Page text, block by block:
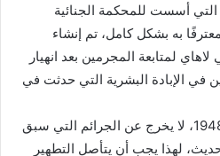
أسست للمحكمة الجنائية
به بشكل كامل، تم إنشاء
لمتابعة المجرمين بعد انهيار
في الإبادة البشرية التي حدثت في
إن ما حدث في فلسطين عام 1948، لا يخرج عن الجرائم التي سبق
لهذا يجب أن يتأصل التطهير